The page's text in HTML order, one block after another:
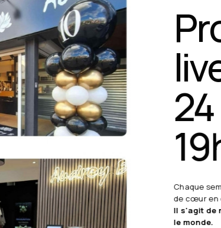
Prochain
live lundi
24 août
19h30
Chaque semaine, Audrey B. dévoile ses coups
de cœur en direct.
Il s'agit de nouveautés à réserver avant
le monde.